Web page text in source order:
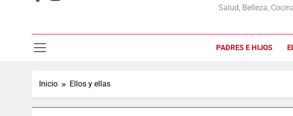
Salud, Belleza,
PADRES E HIJOS
Inicio Ellos y ellas